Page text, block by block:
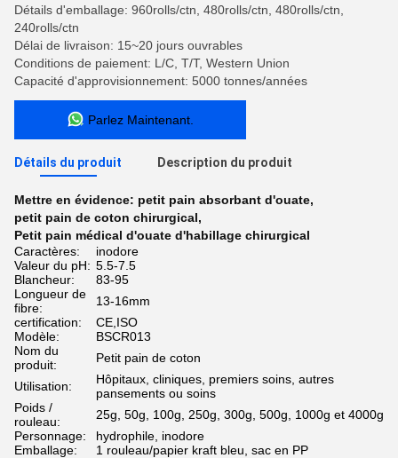
Détails d'emballage: 960rolls/ctn, 480rolls/ctn, 480rolls/ctn,
240rolls/ctn
Délai de livraison: 15~20 jours ouvrables
Conditions de paiement: L/C, T/T, Western Union
Capacité d'approvisionnement: 5000 tonnes/années
Parlez Maintenant.
Détails du produit Description du produit
Mettre en évidence: petit pain absorbant d'ouate,
petit pain de coton chirurgical,
Petit pain médical d'ouate d'habillage chirurgical
Caractères:
inodore
Valeur du pH: 5.5-7.5
Blancheur:
83-95
Longueur de
fibre:
13-16mm
certification:
CE,ISO
Modèle:
BSCR013
Nom du
produit:
Petit pain de coton
Utilisation:
Hôpitaux, cliniques, premiers soins, autres
pansements ou soins
Poids /
rouleau:
25g, 50g, 100g, 250g, 300g, 500g, 1000g et 4000g
Personnage:
hydrophile, inodore
Emballage:
1 rouleau/papier kraft bleu, sac en PP